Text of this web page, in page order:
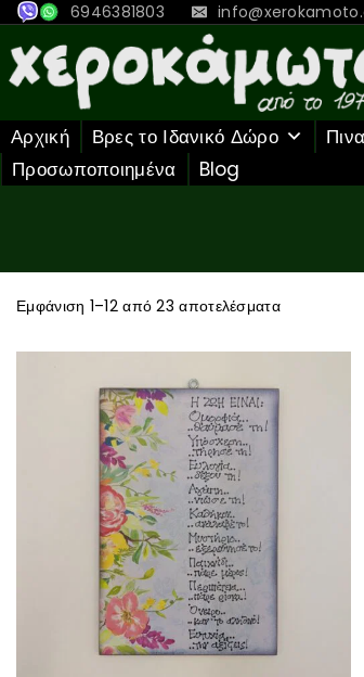
6946381803
Αρχική Βρες το Ιδανικό Δώρο
Προσωποποιημένα
Blog
Εμφάνιση 1–12από23 αποτελέσματα